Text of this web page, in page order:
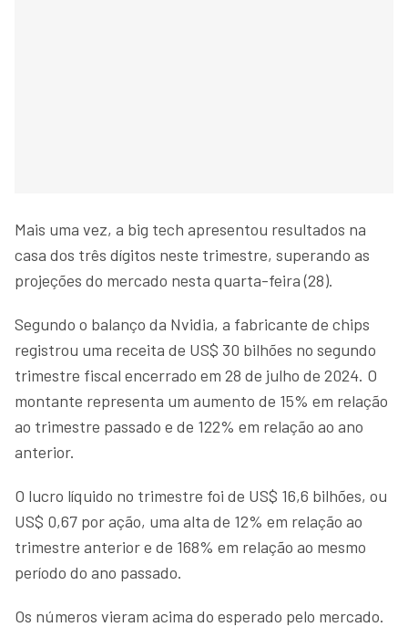
Mais uma vez, a big tech apresentou resultados na
casa dos três dígitos neste trimestre, superando as
projeções do mercado nesta quarta-feira (28).
Segundo o balanço da Nvidia, a fabricante de chips
registrou uma receita de US$ 30 bilhões no segundo
trimestre fiscal encerrado em 28 de julho de 2024. O
montante representa um aumento de 15% em relação
ao trimestre passado e de 122% em relação ao ano
anterior.
O lucro líquido no trimestre foi de US$ 16,6 bilhões, ou
US$ 0,67 por ação, uma alta de 12% em relação ao
trimestre anterior e de 168% em relação ao mesmo
período do ano passado.
Os números vieram acima do esperado pelo mercado.